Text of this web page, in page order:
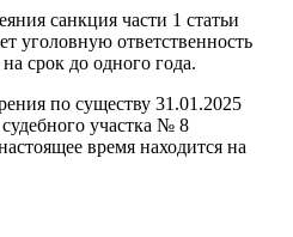
санкция части 1 статьи
уголовную ответственность
срок до одного года.
по существу 31.01.2025
участка № 8
время находится на